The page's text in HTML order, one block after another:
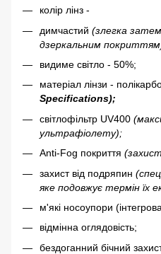
колір лінз -
димчастий (злегка
дзеркальним
видиме світло - 50%;
матеріал лінзи -
Specifications);
світлофільтр UV400
ультрафіолету);
Anti-Fog покриття
захист від подряпин
яке подовжує термін їх
м'які носоупори
відмінна оглядовість;
бездоганний бічний